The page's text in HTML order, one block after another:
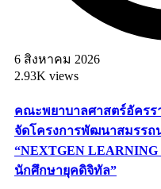
6 สิงหาคม 2026
2.93K views
คณะพยาบาลศาสตร์อัคร
จัดโครงการพัฒนาสมรร
“NEXTGEN
นักศึกษายุคดิจิทัล”